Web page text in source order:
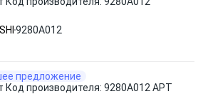
9280A012
предложение
Код производителя: 9280A012 АРТ